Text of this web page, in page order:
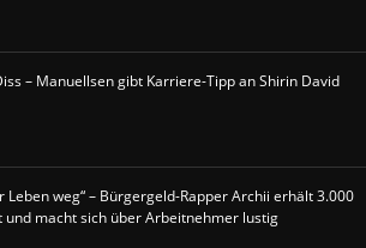
– Manuellsen gibt Karriere-Tipp an Shirin David
Leben weg“ – Bürgergeld-Rapper Archii erhält 3.000
und macht sich über Arbeitnehmer lustig